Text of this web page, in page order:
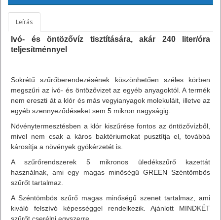
Leírás
Ivó- és öntözővíz tisztítására, akár 240 liter/óra
teljesítménnyel
Sokrétű szűrőberendezésének köszönhetően széles körben
megszűri az ívó- és öntözővizet az egyéb anyagoktól. A termék
nem ereszti át a klór és más vegyianyagok molekuláit, illetve az
egyéb szennyeződéseket sem 5 mikron nagyságig.
Növénytermesztésben a klór kiszűrése fontos az öntözővízből,
mivel nem csak a káros baktériumokat pusztítja el, továbbá
károsítja a növények gyökérzetét is.
A szűrőrendszerek 5 mikronos üledékszűrő kazettát
használnak, ami egy magas minőségű GREEN Széntömbös
szűrőt tartalmaz.
A Széntömbös szűrő magas minőségű szenet tartalmaz, ami
kiváló felszívó képességgel rendelkezik. Ajánlott MINDKÉT